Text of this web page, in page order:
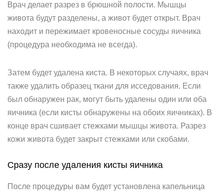
Врач делает разрез в брюшной полости. Мышцы
живота будут разделены, а живот будет открыт. Врач
находит и пережимает кровеносные сосуды яичника
(процедура необходима не всегда).
Затем будет удалена киста. В некоторых случаях, врач
также удалить образец ткани для исседования. Если
был обнаружен рак, могут быть удалены один или оба
яичника (если кисты обнаружены на обоих яичниках). В
конце врач сшивает стежками мышцы живота. Разрез
кожи живота будет закрыт стежками или скобами.
Сразу после удаления кисты яичника
После процедуры вам будет установлена капельница